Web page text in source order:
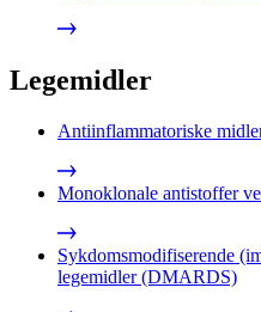
Legemidler
Antiinflammatoriske
Monoklonale antistoffer
Sykdomsmodifiserende
legemidler (DMARDS)